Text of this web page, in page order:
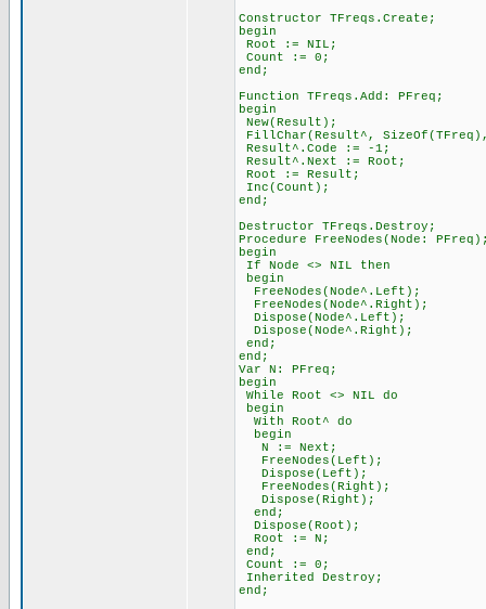
Constructor TFreqs.Create;
begin
Root := NIL;
Count := 0;
end;
Function TFreqs.Add: PFreq;
begin
New(Result);
FillChar(Result^,
Result^.Code := -1;
Result^.Next := Root;
Root := Result;
Inc(Count);
end;
Destructor TFreqs.Destroy;
Procedure FreeNodes(Node:
begin
If Node <> NIL then
begin
FreeNodes(Node^.Left);
FreeNodes(Node^.Right);
Dispose(Node^.Left);
Dispose(Node^.Right);
end;
end;
Var N: PFreq;
begin
While Root <> NIL do
begin
With Root^ do
begin
N := Next;
FreeNodes(Left);
Dispose(Left);
FreeNodes(Right);
Dispose(Right);
end;
Dispose(Root);
Root := N;
end;
Count := 0;
Inherited Destroy;
end;